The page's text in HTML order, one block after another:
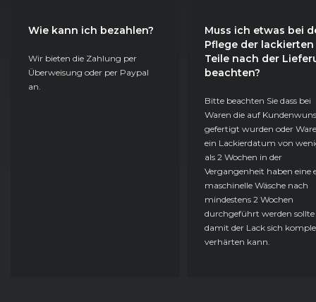
Wie kann ich bezahlen?
Wir bieten die Zahlung per
Überweisung oder per Paypal
an.
Muss ich etwas bei
Pflege der lackierten
Teile nach der
beachten?
Bitte beachten Sie dass bei
Waren die auf
gefertigt wurden oder
ein Lackierdatum von
als 2 Wochen in der
Vergangenheit haben eine
maschinelle Wäsche nach
mindestens 2 Wochen
durchgeführt werden sollte
damit der Lack sich
verhärten kann.